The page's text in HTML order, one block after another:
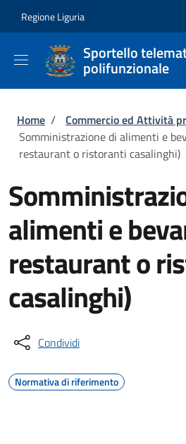
Regione Liguria
Sportello
polifunzionale
Briciole di pane
Home / Commercio ed Attività
Somministrazione di alimenti e
restaurant o ristoranti casalinghi)
alimenti e
restaurant o
casalinghi)
Condividi
Normativa di riferimento